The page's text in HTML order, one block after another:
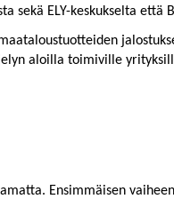
sekä ELY-keskukselta että
aloilla toimiville
Ensimmäisen